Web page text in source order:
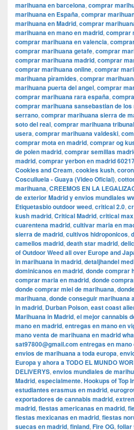
marihuana en barcelona, comprar
marihuana en España, comprar
marihuana en Madrid, comprar
marihuana en mano en madrid, comprar
comprar marihuana en valencia,
comprar marihuana getafe, comprar
comprar marihuana madrid, comprar
comprar marihuana online, comprar
marihuana pìramides, comprar
marihuana puerta del angel, comprar
comprar marihuana rara españa,
comprar marihuana sansebastian de
serrano, comprar marihuana sierra de
soto del real, comprar marihuana tribunal
usera, comprar marihuana valdeski,
comprar mota en madrid, comprar og
de polen madrid, comprar semillas
madrid, comprar yerbon en madrid
Cookies and Cream, cookies kush,
Cosculluela - Guaya (Video Oficial),
marihuana, CREEMOS EN LA
de exterior Madrid y envios mundiales
Etiquetasbio outdoor weed, critical 2.0,
kush madrid, Critical Madrid, critical max
cuarentena madrid, cultivar maria en
sierra de madrid, cultivos hidroponicos,
camellos madrid, death star madrid,
of Outdoor Weed all over Europe and
in marihuana in madrid, detaljhandel
dominicanos en madrid, donde comprar
comprar maria en madrid, donde
donde comprar miel de marihuana,
marihuana, donde conseguir marihuana
in madrid, Durban Poison, east coast
Marihuana in Madrid, el mejor cannabis
mano en madrid, entregas en mano en
mano venta de marihuana en madrid
sat97800@gmail.com entregas en
envios de marihuana a toda europa,
Europa y ahora a TODO EL MUNDO
DELIVERYS, envios mundiales de
Madrid, especialmente. Hookups of Top
estudiantes erasmus en madrid,
exportadores de cannabis madrid,
madrid, fiestas americanas en madrid,
fiestas mexicanas en madrid, fiestas
suecas en madrid, finland, Fire OG, follar